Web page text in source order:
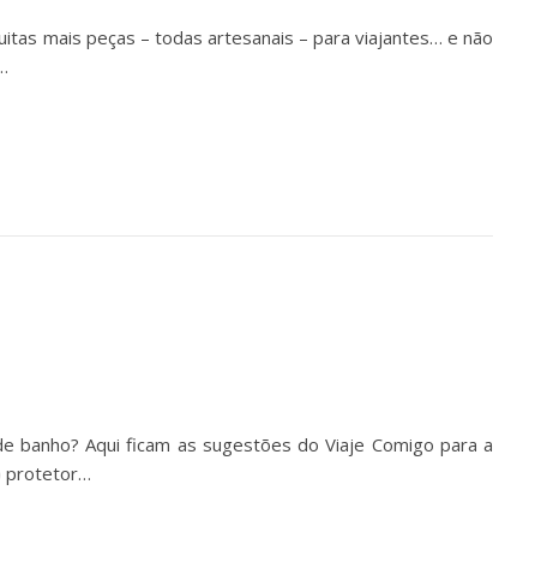
mais peças – todas artesanais – para viajantes… e não
banho? Aqui ficam as sugestões do Viaje Comigo para a
protetor…